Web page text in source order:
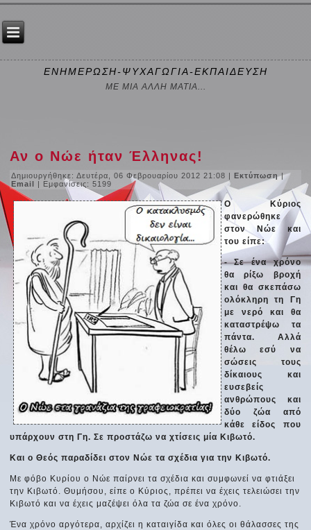
ΕΝΗΜΕΡΩΣΗ-ΨΥΧΑΓΩΓΙΑ-ΕΚΠΑΙΔΕΥΣΗ
ΜΕ ΜΙΑ ΑΛΛΗ ΜΑΤΙΑ...
Αν ο Νώε ήταν Έλληνας!
Δημιουργήθηκε: Δευτέρα, 06 Φεβρουαρίου 2012 21:08 |Εκτύπωση|
Email | Εμφανίσεις: 5199
Ο Κύριος
φανερώθηκε
στον Νώε και
του είπε:
- Σε ένα χρόνο
θα ρίξω βροχή
και θα σκεπάσω
ολόκληρη τη Γη
με νερό και θα
καταστρέψω τα
πάντα. Αλλά
θέλω εσύ να
σώσεις τους
δίκαιους και
ευσεβείς
ανθρώπους και
δύο ζώα από
κάθε είδος που
υπάρχουν στη Γη. Σε προστάζω να χτίσεις μία Κιβωτό.
Και ο Θεός παραδίδει στον Νώε τα σχέδια για την Κιβωτό.
Με φόβο Κυρίου ο Νώε παίρνει τα σχέδια και συμφωνεί να φτιάξει
την Κιβωτό. Θυμήσου, είπε ο Κύριος, πρέπει να έχεις τελειώσει την
Κιβωτό και να έχεις μαζέψει όλα τα ζώα σε ένα χρόνο.
Ένα χρόνο αργότερα, αρχίζει η καταιγίδα και όλες οι θάλασσες της